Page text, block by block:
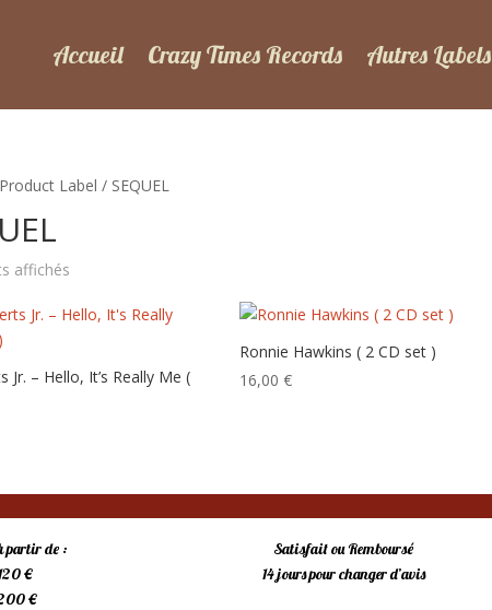
Accueil Crazy Times Records Autres Labels
Label / SEQUEL
affichés
plus
au
Jr. – Hello, It’s Really Me (
Ronnie Hawkins ( 2 CD set )
16,00€
partir de :
€
€
Satisfait ou Remboursé
14 jours pour changer d’avis